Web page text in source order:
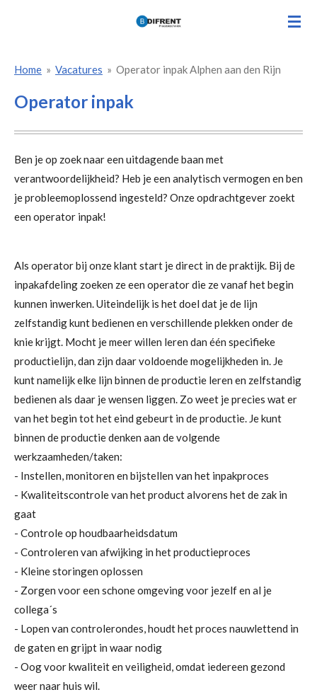
deHome » Vacatures » Operator inpak Alphen aan den Rijn
Operator inpak
Ben je op zoek naar een uitdagende baan met
verantwoordelijkheid? Heb je een analytisch vermogen en ben
je probleemoplossend ingesteld? Onze opdrachtgever zoekt
een operator inpak!
Als operator bij onze klant start je direct in de praktijk. Bij de
inpakafdeling zoeken ze een operator die ze vanaf het begin
kunnen inwerken. Uiteindelijk is het doel dat je de lijn
zelfstandig kunt bedienen en verschillende plekken onder de
knie krijgt. Mocht je meer willen leren dan één specifieke
productielijn, dan zijn daar voldoende mogelijkheden in. Je
kunt namelijk elke lijn binnen de productie leren en zelfstandig
bedienen als daar je wensen liggen. Zo weet je precies wat er
van het begin tot het eind gebeurt in de productie. Je kunt
binnen de productie denken aan de volgende
werkzaamheden/taken:
- Instellen, monitoren en bijstellen van het inpakproces
- Kwaliteitscontrole van het product alvorens het de zak in
gaat
- Controle op houdbaarheidsdatum
- Controleren van afwijking in het productieproces
- Kleine storingen oplossen
- Zorgen voor een schone omgeving voor jezelf en al je
collega´s
- Lopen van controlerondes, houdt het proces nauwlettend in
de gaten en grijpt in waar nodig
- Oog voor kwaliteit en veiligheid, omdat iedereen gezond
weer naar huis wil.